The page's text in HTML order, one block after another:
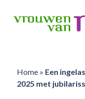
Home» Een
2025 met